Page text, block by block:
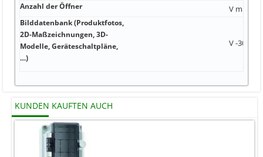
Anzahl der Öffner V m Nein
Bilddatenbank (Produktfotos,
2D-Maßzeichnungen, 3D-
Modelle, Geräteschaltpläne,
…)
V -30 ...
KUNDEN KAUFTEN AUCH